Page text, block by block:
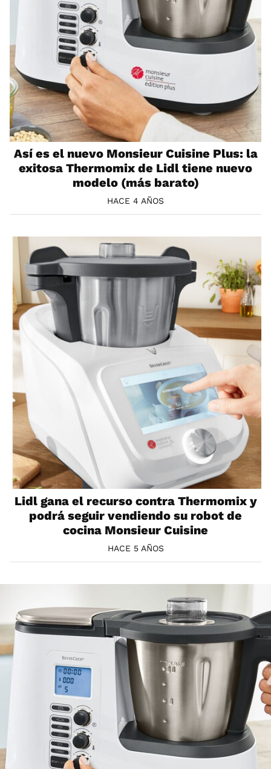
Así es el nuevo Monsieur Cuisine Plus: la
exitosa Thermomix de Lidl tiene nuevo
modelo (más barato)
HACE 4 AÑOS
Lidl gana el recurso contra Thermomix y
podrá seguir vendiendo su robot de
cocina Monsieur Cuisine
HACE 5 AÑOS